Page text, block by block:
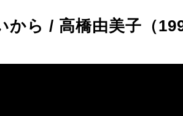
から / 高橋由美子（